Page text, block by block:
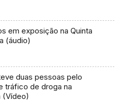
em exposição na Quinta
(áudio)
duas pessoas pelo
tráfico de droga na
(Vídeo)